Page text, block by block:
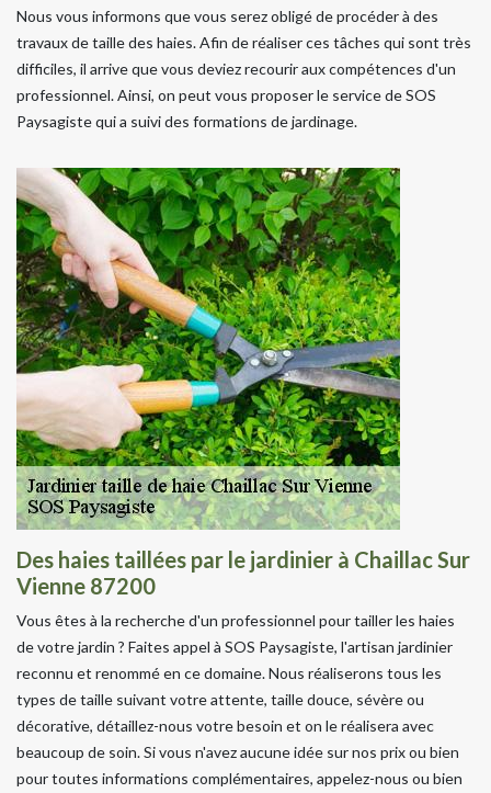
Nous vous informons que vous serez obligé de procéder à des
travaux de taille des haies. Afin de réaliser ces tâches qui sont très
difficiles, il arrive que vous deviez recourir aux compétences d'un
professionnel. Ainsi, on peut vous proposer le service de SOS
Paysagiste qui a suivi des formations de jardinage.
Des haies taillées par le jardinier à Chaillac Sur
Vienne 87200
Vous êtes à la recherche d'un professionnel pour tailler les haies
de votre jardin ? Faites appel à SOS Paysagiste, l'artisan jardinier
reconnu et renommé en ce domaine. Nous réaliserons tous les
types de taille suivant votre attente, taille douce, sévère ou
décorative, détaillez-nous votre besoin et on le réalisera avec
beaucoup de soin. Si vous n'avez aucune idée sur nos prix ou bien
pour toutes informations complémentaires, appelez-nous ou bien